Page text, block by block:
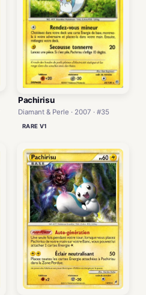
Pachirisu
Diamant & Perle · 2007 · #35
RARE V1